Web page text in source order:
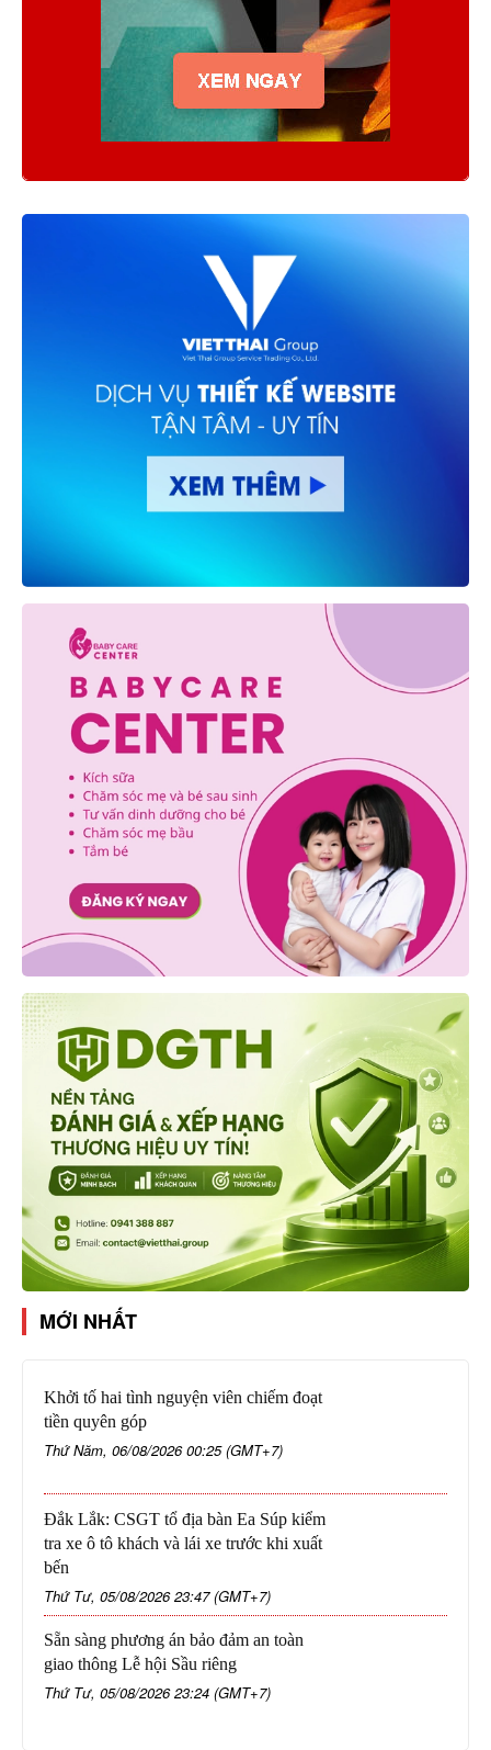
MỚI NHẤT
Khởi tố hai tình nguyện viên chiếm đoạt
tiền quyên góp
Thứ Năm, 06/08/2026 00:25 (GMT+7)
Đắk Lắk: CSGT tổ địa bàn Ea Súp kiểm
tra xe ô tô khách và lái xe trước khi xuất
bến
Thứ Tư, 05/08/2026 23:47 (GMT+7)
Sẵn sàng phương án bảo đảm an toàn
giao thông Lễ hội Sầu riêng
Thứ Tư, 05/08/2026 23:24 (GMT+7)